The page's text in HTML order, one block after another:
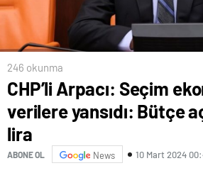
246 okunma
CHP’li Arpacı: Seçim
verilere yansıdı: Bütçe
lira
ABONE OL News 10 Mart 2024